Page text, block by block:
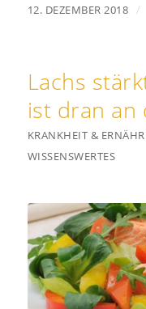
12. DEZEMBER 2018 /
Lachs
ist dran an
KRANKHEIT &
WISSENSWERTES